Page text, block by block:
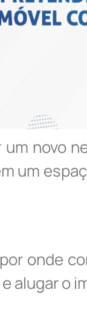
novo
um
onde
alugar o